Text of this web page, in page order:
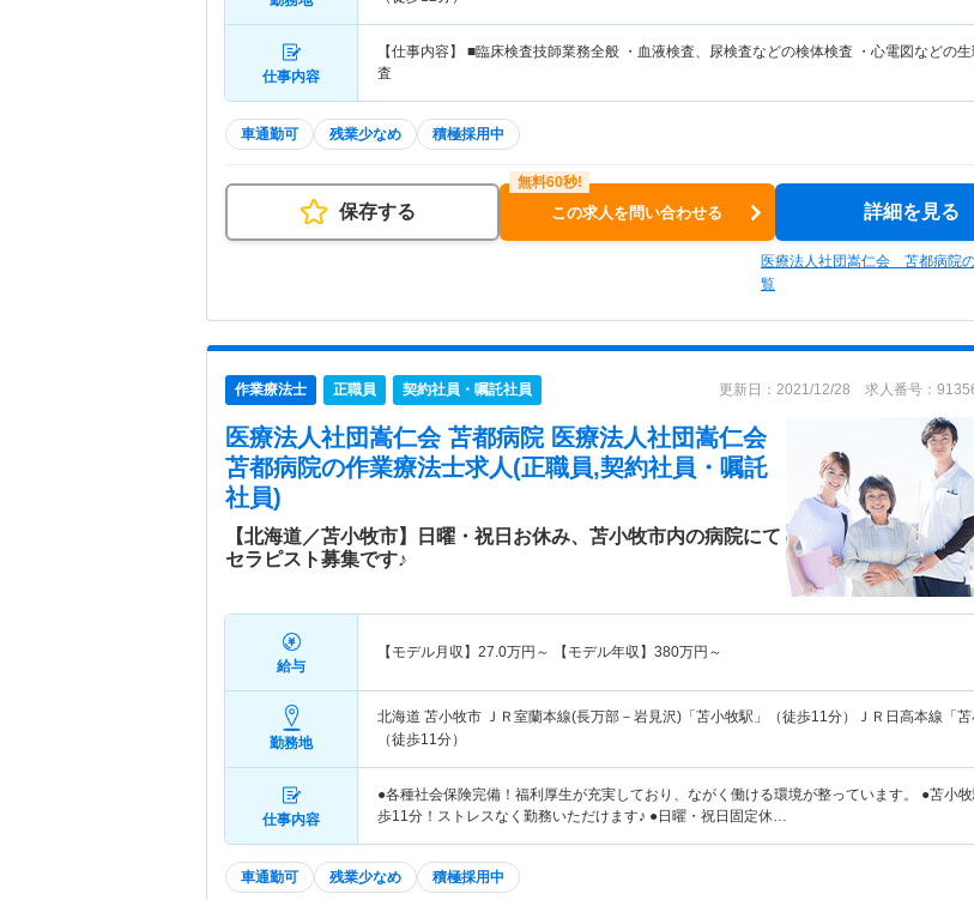
仕事内容
【仕事内容】 ■臨床検査技師業務全般 ・血液検査、尿検査などの検体検査 ・心電図などの
査
車通勤可 残業少なめ 積極採用中
保存する この求人を問い合わせる 詳細を見る
医療法人社団嵩仁会 苫都病院
覧
作業療法士 正職員 契約社員・嘱託社員 更新日：2021/12/28 求人番号：
医療法人社団嵩仁会 苫都病院 医療法人社団嵩仁会
苫都病院の作業療法士求人(正職員,契約社員・嘱託
社員)
【北海道／苫小牧市】日曜・祝日お休み、苫小牧市内の病院にて
セラピスト募集です♪
給与
【モデル月収】 27.0万円～ 【モデル年収】 380万円～
勤務地
北海道 苫小牧市 ＪＲ室蘭本線(長万部－岩見沢)「苫小牧駅」（徒歩11分）ＪＲ日高本線「苫
（徒歩11分）
仕事内容
●各種社会保険完備！福利厚生が充実しており、ながく働ける環境が整っています。 ●苫小
歩11分！ストレスなく勤務いただけます♪ ●日曜・祝日固定休…
車通勤可 残業少なめ 積極採用中